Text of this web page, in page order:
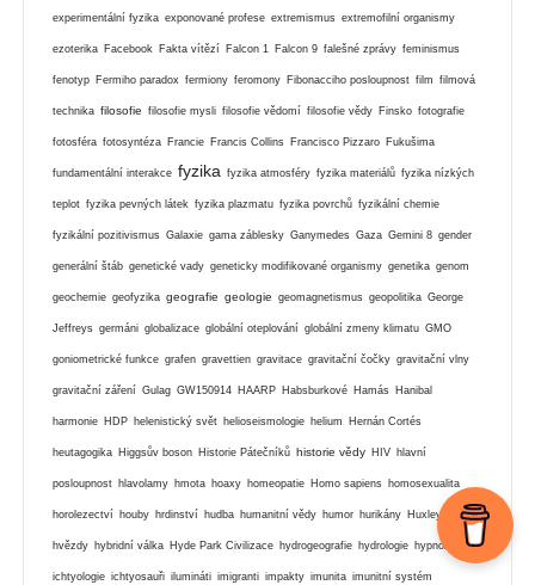
experimentální fyzika exponované profese extremismus extremofilní organismy
ezoterika Facebook Fakta vítězí Falcon 1 Falcon 9 falešné zprávy feminismus
fenotyp Fermiho paradox fermiony feromony Fibonacciho posloupnost film filmová
technika filosofie filosofie mysli filosofie vědomí filosofie vědy Finsko fotografie
fotosféra fotosyntéza Francie Francis Collins Francisco Pizzaro Fukušima
fundamentální interakce fyzika fyzika atmosféry fyzika materiálů fyzika nízkých
teplot fyzika pevných látek fyzika plazmatu fyzika povrchů fyzikální chemie
fyzikální pozitivismus Galaxie gama záblesky Ganymedes Gaza Gemini 8 gender
generální štáb genetické vady geneticky modifikované organismy genetika genom
geochemie geofyzika geografie geologie geomagnetismus geopolitika George
Jeffreys germáni globalizace globální oteplování globální zmeny klimatu GMO
goniometrické funkce grafen gravettien gravitace gravitační čočky gravitační vlny
gravitační záření Gulag GW150914 HAARP Habsburkové Hamás Hanibal
harmonie HDP helenistický svět helioseismologie helium Hernán Cortés
heutagogika Higgsův boson Historie Pátečníků historie vědy HIV hlavní
posloupnost hlavolamy hmota hoaxy homeopatie Homo sapiens homosexualita
horolezectví houby hrdinství hudba humanitní vědy humor hurikány Huxley
hvězdy hybridní válka Hyde Park Civilizace hydrogeografie hydrologie hypnóza
ichtyologie ichtyosauři ilumináti imigranti impakty imunita imunitní systém